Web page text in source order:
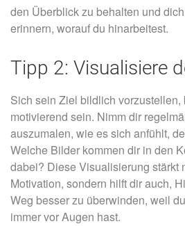
den Überblick zu behalten und
erinnern, worauf du hinarbeitest.
Tipp 2: Visualisiere
Sich sein Ziel bildlich
motivierend sein. Nimm dir
auszumalen, wie es sich anfühlt,
Welche Bilder kommen dir in den
dabei? Diese Visualisierung stärkt
Motivation, sondern hilft dir auch,
Weg besser zu überwinden, weil
immer vor Augen hast.